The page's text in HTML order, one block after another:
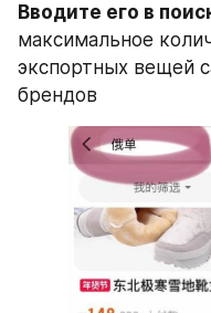
Вводите его в
максимальное
экспортных вещей
брендов